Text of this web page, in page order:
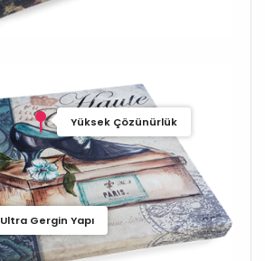
Yüksek Çözünürlük
Ultra Gergin Yapı